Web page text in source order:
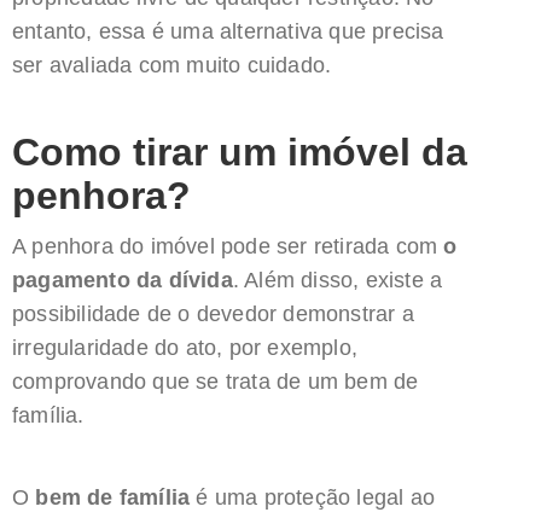
entanto, essa é uma alternativa que precisa
ser avaliada com muito cuidado.
Como tirar um imóvel da
penhora?
A penhora do imóvel pode ser retirada como
pagamento da dívida. Além disso, existe a
possibilidade de o devedor demonstrar a
irregularidade do ato, por exemplo,
comprovando que se trata de um bem de
família.
O bem de família é uma proteção legal ao